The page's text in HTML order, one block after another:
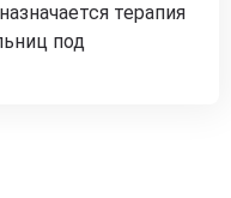
терапия
под